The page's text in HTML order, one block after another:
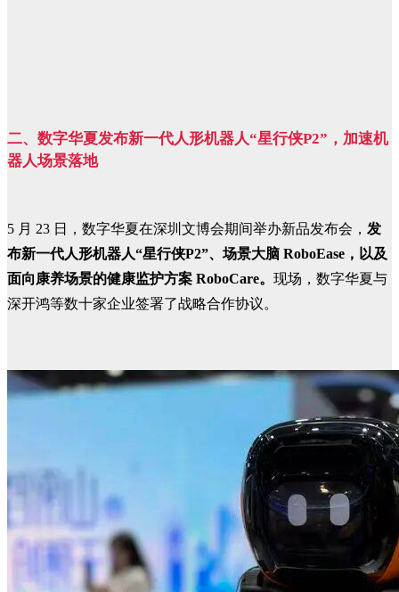
二、 数字华夏发布新一代人形机器人“星行侠P2”，加速机
器人场景落地
5 月 23 日，数字华夏在深圳文博会期间举办新品发布会， 发
布新一代人形机器人“星行侠P2”、场景大脑 RoboEase，以及
面向康养场景的健康监护方案 RoboCare。 现场，数字华夏与
深开鸿等数十家企业签署了战略合作协议。